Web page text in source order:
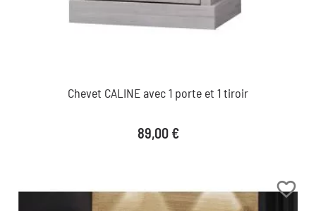
Chevet CALINE avec 1 porte et 1 tiroir
Prix
89,00 €
favorite_border